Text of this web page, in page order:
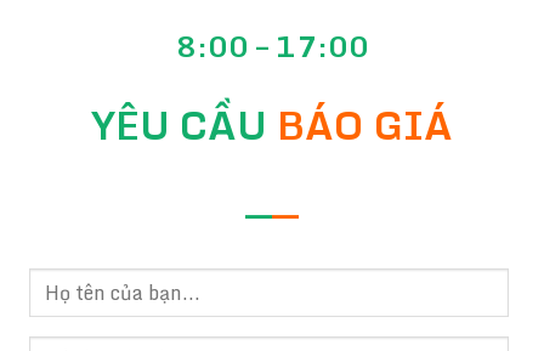
8:00 – 17:00
YÊU CẦU BÁO GIÁ
——